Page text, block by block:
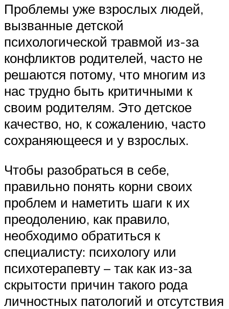
Проблемы уже взрослых людей,
вызванные детской
психологической травмой из-за
конфликтов родителей, часто не
решаются потому, что многим из
нас трудно быть критичными к
своим родителям. Это детское
качество, но, к сожалению, часто
сохраняющееся и у взрослых.
Чтобы разобраться в себе,
правильно понять корни своих
проблем и наметить шаги к их
преодолению, как правило,
необходимо обратиться к
специалисту: психологу или
психотерапевту – так как из-за
скрытости причин такого рода
личностных патологий и отсутствия